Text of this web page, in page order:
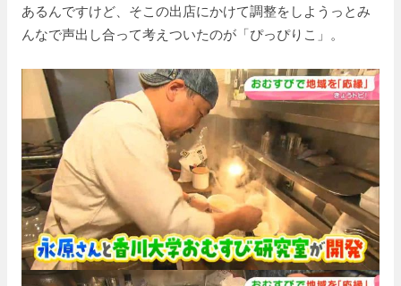
あるんですけど、そこの出店にかけて調整をしようっとみ
んなで声出し合って考えついたのが「ぴっぴりこ」。